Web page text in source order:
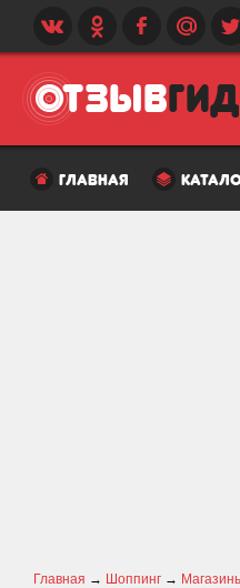
главная
Главная → Шоппинг →